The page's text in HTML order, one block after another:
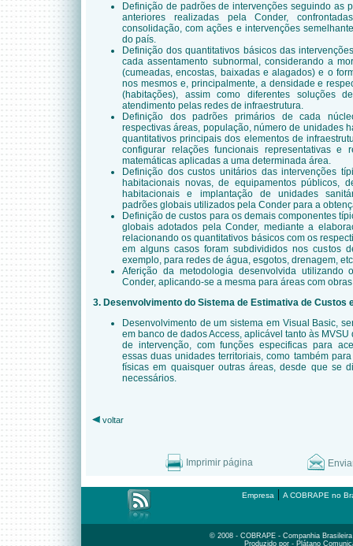
Definição de padrões de intervenções seguindo as
anteriores realizadas pela Conder,
consolidação, com ações e intervenções
do país.
Definição dos quantitativos básicos das
cada assentamento subnormal, considerando a
(cumeadas, encostas, baixadas e alagados) e o
nos mesmos e, principalmente, a densidade e
(habitações), assim como diferentes soluções
atendimento pelas redes de infraestrutura.
Definição dos padrões primários de cada
respectivas áreas, população, número de unidades
quantitativos principais dos elementos de
configurar relações funcionais representativas e
matemáticas aplicadas a uma determinada área.
Definição dos custos unitários das intervenções
habitacionais novas, de equipamentos públicos,
habitacionais e implantação de unidades
padrões globais utilizados pela Conder para a
Definição de custos para os demais componentes
globais adotados pela Conder, mediante a
relacionando os quantitativos básicos com os
em alguns casos foram subdivididos nos custos
exemplo, para redes de água, esgotos, drenagem,
Aferição da metodologia desenvolvida utilizando
Conder, aplicando-se a mesma para áreas com
3. Desenvolvimento do Sistema de Estimativa de Custos
Desenvolvimento de um sistema em Visual Basic,
em banco de dados Access, aplicável tanto às
de intervenção, com funções especificas para
essas duas unidades territoriais, como também
físicas em quaisquer outras áreas, desde que se
necessários.
voltar
Imprimir página
Empresa | A COBRAPE no
© 2008 - COBRAPE - Companhia
Produzido por - Plátano